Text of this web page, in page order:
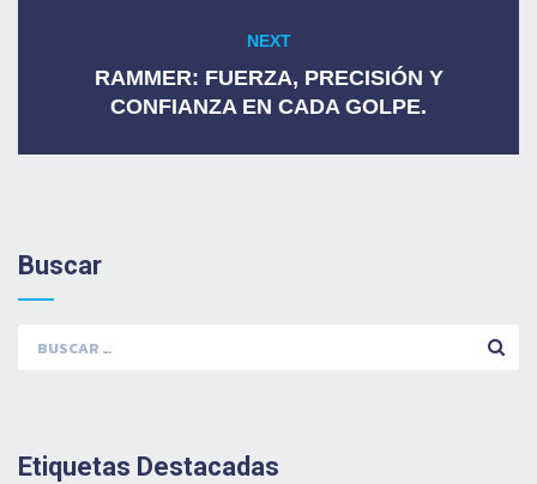
NEXT
RAMMER: FUERZA, PRECISIÓN Y
CONFIANZA EN CADA GOLPE.
Buscar
Etiquetas Destacadas